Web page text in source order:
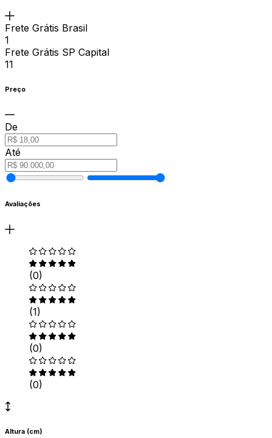
Frete Grátis Brasil
1
Frete Grátis SP Capital
11
Preço
De
Até
Avaliações
(0)
(1)
(0)
(0)
Altura (cm)